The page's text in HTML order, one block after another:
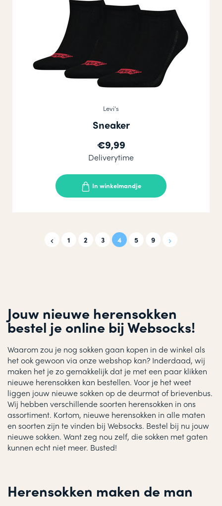
Levi's
Sneaker
€9,99
Deliverytime
In winkelmandje
1 2 3 4 5 9
Jouw nieuwe herensokken
bestel je online bij Websocks!
Waarom zou je nog sokken gaan kopen in de winkel als
het ook gewoon via onze webshop kan? Inderdaad, wij
maken het je zo gemakkelijk dat je met een paar klikken
nieuwe herensokken kan bestellen. Voor je het weet
liggen jouw nieuwe sokken op de deurmat of brievenbus.
Wij hebben verschillende soorten herensokken in ons
assortiment. Kortom, nieuwe herensokken in alle maten
en soorten zijn te vinden bij Websocks. Bestel bij nu jouw
nieuwe sokken. Want zeg nou zelf, die sokken met gaten
kunnen echt niet meer. Busted!
Herensokken maken de man